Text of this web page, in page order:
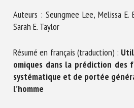
Auteurs : Seungmee Lee, Melissa E.
Sarah E. Taylor
Résumé en français (traduction) :
omiques dans la prédiction des
systématique et de portée
l’homme
Prénom *
Organisme *